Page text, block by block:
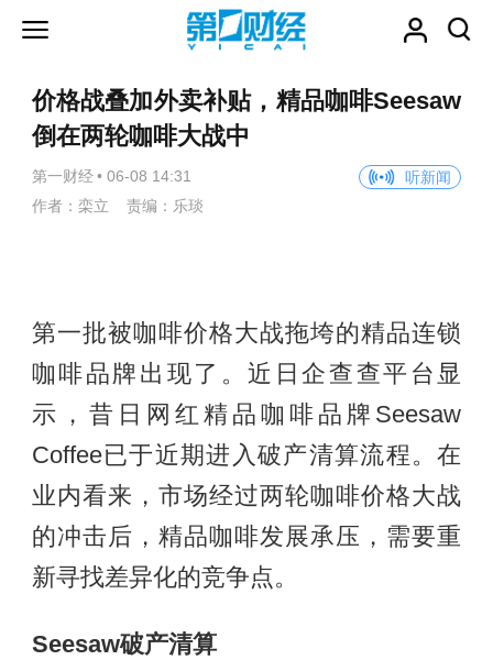
价格战叠加外卖补贴，精品咖啡Seesaw
倒在两轮咖啡大战中
第一财经 • 06-08 14:31
听新闻
作者：栾立 责编：乐琰
第一批被咖啡价格大战拖垮的精品连锁
咖啡品牌出现了。近日企查查平台显
示，昔日网红精品咖啡品牌Seesaw
Coffee已于近期进入破产清算流程。在
业内看来，市场经过两轮咖啡价格大战
的冲击后，精品咖啡发展承压，需要重
新寻找差异化的竞争点。
Seesaw破产清算